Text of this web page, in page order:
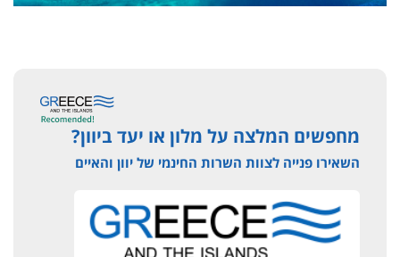
מחפשים המלצה על מלון או יעד ביוון?
השאירו פנייה לצוות השרות החינמי של יוון והאיים